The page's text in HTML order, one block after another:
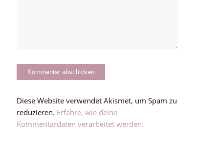
Diese Website verwendet Akismet, um Spam zu
reduzieren. Erfahre, wie deine
Kommentardaten verarbeitet werden.